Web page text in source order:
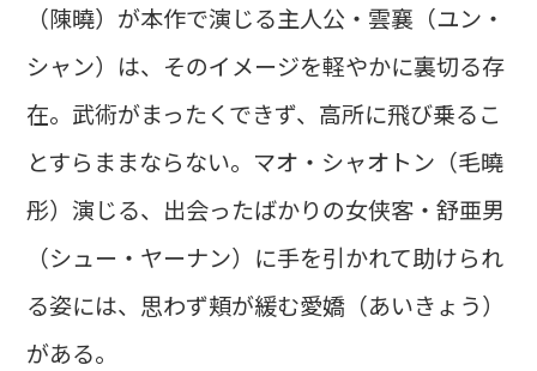
（陳曉）が本作で演じる主人公・雲襄（ユン・
シャン）は、そのイメージを軽やかに裏切る存
在。武術がまったくできず、高所に飛び乗るこ
とすらままならない。マオ・シャオトン（毛曉
彤）演じる、出会ったばかりの女侠客・舒亜男
（シュー・ヤーナン）に手を引かれて助けられ
る姿には、思わず頬が緩む愛嬌（あいきょう）
がある。